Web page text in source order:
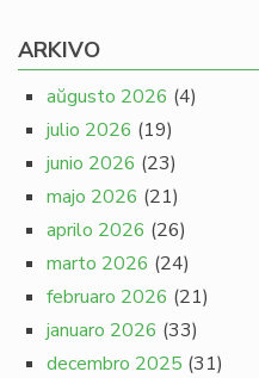
ARKIVO
aŭgusto 2026 (4)
julio 2026 (19)
junio 2026 (23)
majo 2026 (21)
aprilo 2026 (26)
marto 2026 (24)
februaro 2026 (21)
januaro 2026 (33)
decembro 2025 (31)